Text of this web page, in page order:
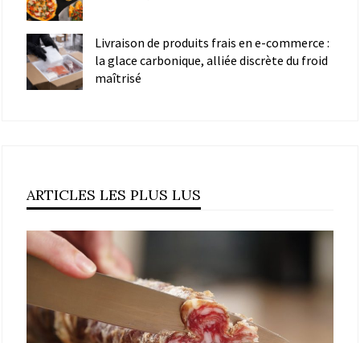
Livraison de produits frais en e-commerce :
la glace carbonique, alliée discrète du froid
maîtrisé
ARTICLES LES PLUS LUS